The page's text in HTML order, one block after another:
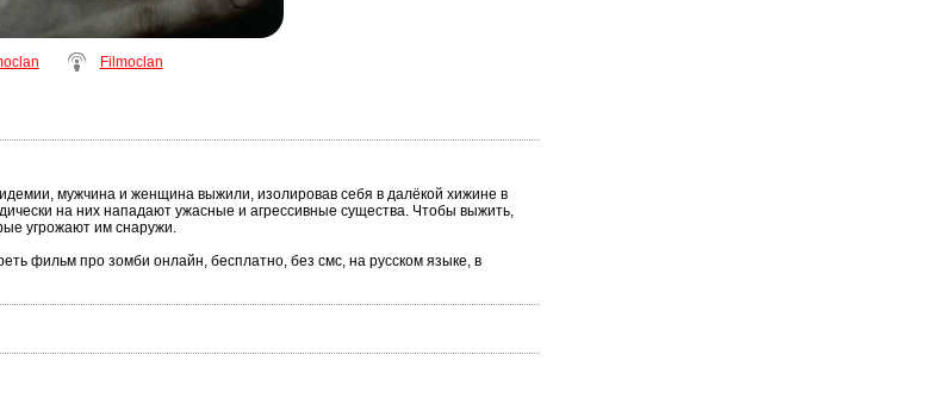
Filmoclan
мужчина и женщина выжили, изолировав себя в далёкой хижине в
на них нападают ужасные и агрессивные существа. Чтобы выжить,
угрожают им снаружи.
фильм про зомби онлайн, бесплатно, без смс, на русском языке, в